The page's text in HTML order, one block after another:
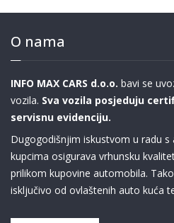
O nama
INFO MAX CARS d.o.o. bavi se
vozila. Sva vozila posjeduju
servisnu evidenciju.
Dugogodišnjim iskustvom u radu
kupcima osigurava vrhunsku
prilikom kupovine automobila.
isključivo od ovlaštenih auto kuća